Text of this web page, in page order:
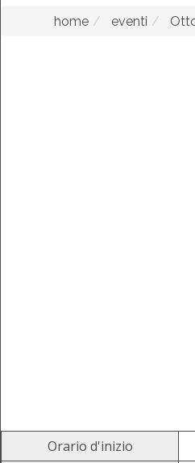
home eventi
Orario d'inizio